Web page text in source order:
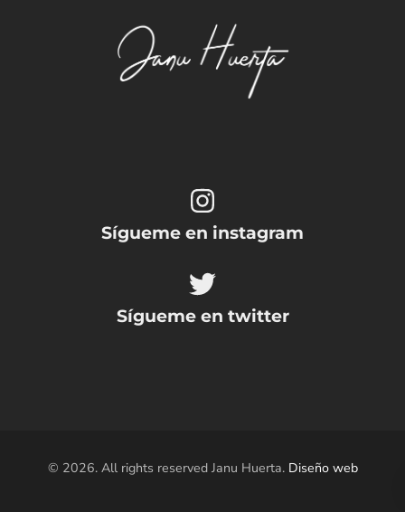
Sígueme en instagram
Sígueme en twitter
© 2026. All rights reserved Janu Huerta. Diseño web